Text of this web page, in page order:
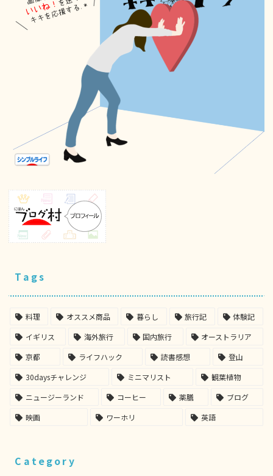
Tags
料理 オススメ商品 暮らし 旅行記
体験記
イギリス
海外旅行 国内旅行
オーストラリア
京都
ライフハック 読書感想
登山
30daysチャレンジ
ミニマリスト
観葉植物
ニュージーランド
コーヒー 薬膳
ブログ
映画
ワーホリ 英語
Category